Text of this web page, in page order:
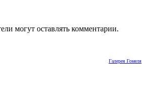
могут оставлять комментарии.
Галерея Гомеля